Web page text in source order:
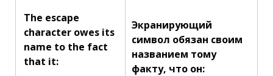
The escape
character owes its
name to the fact
that it:
Экранирующий
символ обязан своим
названием тому
факту, что он: